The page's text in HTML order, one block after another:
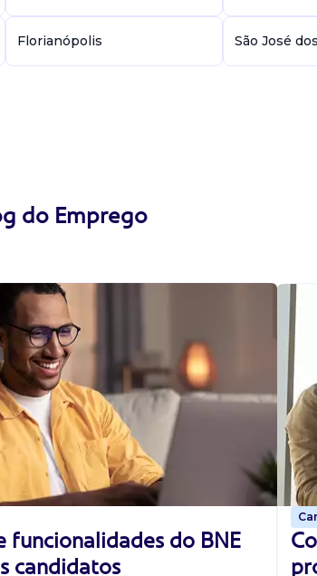
Florianópolis São José
do Emprego
funcionalidades do BNE
candidatos